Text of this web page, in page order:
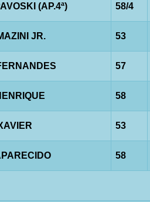
(AP.4ª) 58/4
JR. 53
57
58
53
58